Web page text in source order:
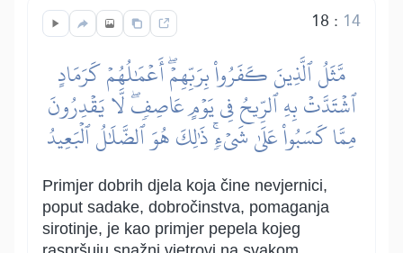
18 : 14
مَّثَلُ ٱلَّذِينَ كَفَرُواْ بِرَبِّهِمۡۖ أَعۡمَٰلُهُمۡ كَرَمَادٍ
ٱشۡتَدَّتۡ بِهِ ٱلرِّيحُ فِي يَوۡمٍ عَاصِفٖۖ لَّا يَقۡدِرُونَ
مِمَّا كَسَبُواْ عَلَىٰ شَيۡءٖۚ ذَٰلِكَ هُوَ ٱلضَّلَٰلُ ٱلۡبَعِيدُ
Primjer dobrih djela koja čine nevjernici,
poput sadake, dobročinstva, pomaganja
sirotinje, je kao primjer pepela kojeg